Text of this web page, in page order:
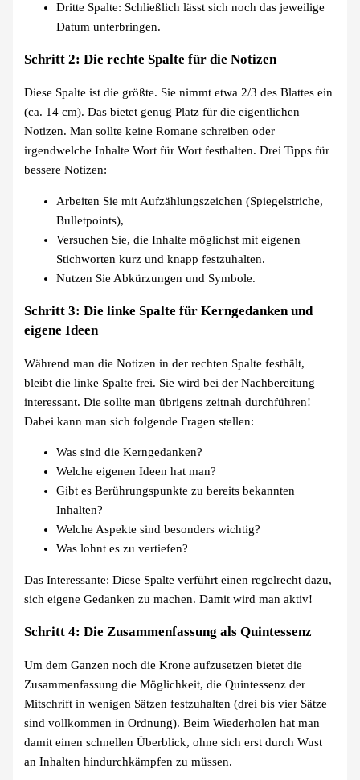
Dritte Spalte: Schließlich lässt sich noch das jeweilige
Datum unterbringen.
Schritt 2: Die rechte Spalte für die Notizen
Diese Spalte ist die größte. Sie nimmt etwa 2/3 des Blattes ein
(ca. 14 cm). Das bietet genug Platz für die eigentlichen
Notizen. Man sollte keine Romane schreiben oder
irgendwelche Inhalte Wort für Wort festhalten. Drei Tipps für
bessere Notizen:
Arbeiten Sie mit Aufzählungszeichen (Spiegelstriche,
Bulletpoints),
Versuchen Sie, die Inhalte möglichst mit eigenen
Stichworten kurz und knapp festzuhalten.
Nutzen Sie Abkürzungen und Symbole.
Schritt 3: Die linke Spalte für Kerngedanken und
eigene Ideen
Während man die Notizen in der rechten Spalte festhält,
bleibt die linke Spalte frei. Sie wird bei der Nachbereitung
interessant. Die sollte man übrigens zeitnah durchführen!
Dabei kann man sich folgende Fragen stellen:
Was sind die Kerngedanken?
Welche eigenen Ideen hat man?
Gibt es Berührungspunkte zu bereits bekannten
Inhalten?
Welche Aspekte sind besonders wichtig?
Was lohnt es zu vertiefen?
Das Interessante: Diese Spalte verführt einen regelrecht dazu,
sich eigene Gedanken zu machen. Damit wird man aktiv!
Schritt 4: Die Zusammenfassung als Quintessenz
Um dem Ganzen noch die Krone aufzusetzen bietet die
Zusammenfassung die Möglichkeit, die Quintessenz der
Mitschrift in wenigen Sätzen festzuhalten (drei bis vier Sätze
sind vollkommen in Ordnung). Beim Wiederholen hat man
damit einen schnellen Überblick, ohne sich erst durch Wust
an Inhalten hindurchkämpfen zu müssen.